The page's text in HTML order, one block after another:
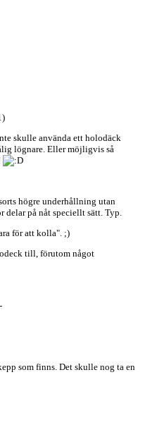
skulle använda ett holodäck
lögnare. Eller möjligvis så
högre underhållning utan
delar på nåt speciellt sätt. Typ.
för att kolla". ;)
till, förutom något
som finns. Det skulle nog ta en